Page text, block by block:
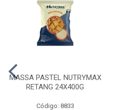
MASSA PASTEL NUTRYMAX
RETANG 24X400G
Código: 8833